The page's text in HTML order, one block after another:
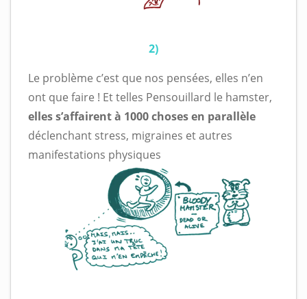
2)
Le problème c’est que nos pensées, elles n’en
ont que faire ! Et telles Pensouillard le hamster,
elles s’affairent à 1000 choses en parallèle
déclenchant stress, migraines et autres
manifestations physiques